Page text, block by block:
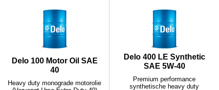
Delo 100 Motor Oil SAE
40
Heavy duty monograde motorolie
Delo 400 LE Synthetic
SAE 5W-40
Premium performance
synthetische heavy duty